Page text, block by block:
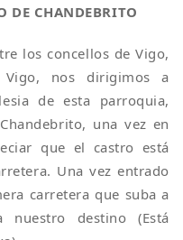
DE CHANDEBRITO
los concellos de Vigo,
Vigo, nos dirigimos a
de esta parroquia,
una vez en
que el castro está
Una vez entrado
carretera que suba a
destino (Está